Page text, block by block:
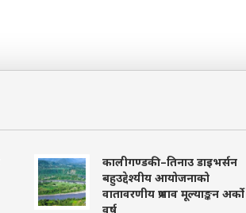
कालीगण्डकी–तिनाउ डाइभर्सन
बहुउद्देश्यीय आयोजनाको
वातावरणीय प्रभाव मूल्याङ्कन अर्को
वर्ष